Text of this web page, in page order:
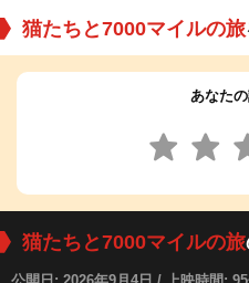
猫たちと7000マイルの旅
あなた
猫たちと7000マイルの旅